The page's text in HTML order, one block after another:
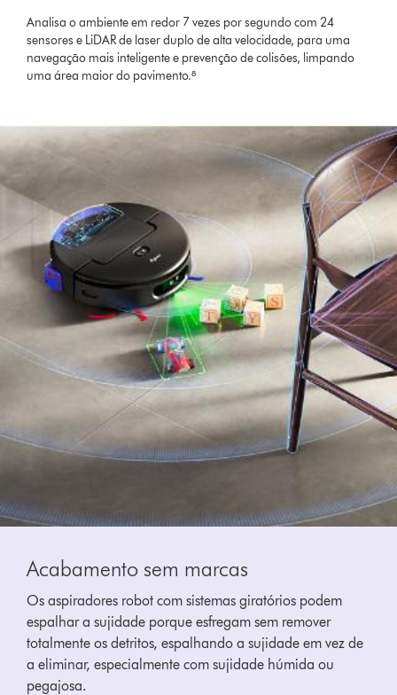
Analisa o ambiente em redor 7 vezes por segundo com 24
sensores e LiDAR de laser duplo de alta velocidade, para uma
navegação mais inteligente e prevenção de colisões, limpando
uma área maior do pavimento.⁸
Acabamento sem marcas
Os aspiradores robot com sistemas giratórios podem
espalhar a sujidade porque esfregam sem remover
totalmente os detritos, espalhando a sujidade em vez de
a eliminar, especialmente com sujidade húmida ou
pegajosa.